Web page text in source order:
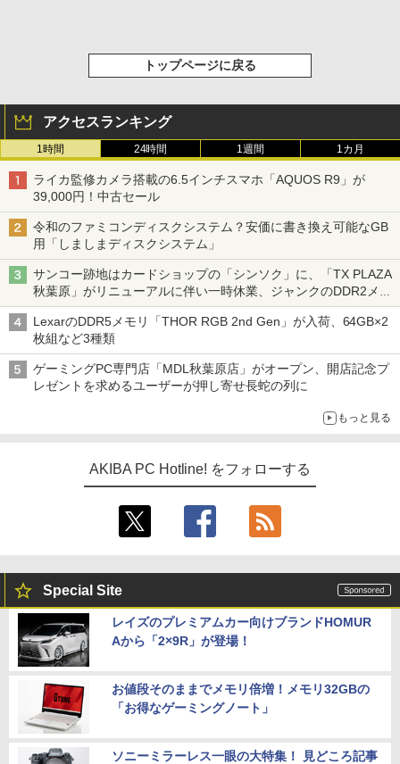
トップページに戻る
アクセスランキング
1時間 24時間 1週間 1カ月
ライカ監修カメラ搭載の6.5インチスマホ「AQUOS R9」が
39,000円！中古セール
令和のファミコンディスクシステム？安価に書き換え可能なGB
用「しましまディスクシステム」
サンコー跡地はカードショップの「シンソク」に、「TX PLAZA
秋葉原」がリニューアルに伴い一時休業、ジャンクのDDR2メモ
リが100円で販売など～ 最近の秋葉原 ～
LexarのDDR5メモリ「THOR RGB 2nd Gen」が入荷、64GB×2
枚組など3種類
ゲーミングPC専門店「MDL秋葉原店」がオープン、開店記念プ
レゼントを求めるユーザーが押し寄せ長蛇の列に
もっと見る
AKIBA PC Hotline! をフォローする
Special Site
レイズのプレミアムカー向けブランドHOMUR
Aから「2×9R」が登場！
お値段そのままでメモリ倍増！メモリ32GBの
「お得なゲーミングノート」
ソニーミラーレス一眼の大特集！ 見どころ記事